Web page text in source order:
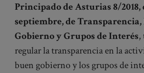
Principado de Asturias 8/2018,
septiembre, de Transparencia,
Gobierno y Grupos de Interés,
regular la transparencia en la
buen gobierno y los grupos de